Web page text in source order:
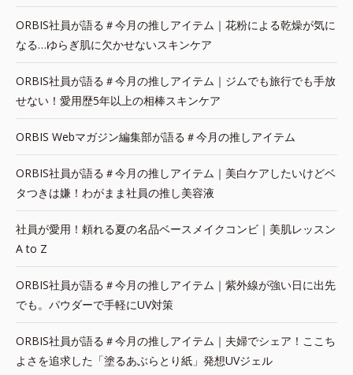
ORBIS社員が語る＃今月の推しアイテム｜花粉による乾燥が気に
なる…ゆらぎ肌に欠かせないスキンケア
ORBIS社員が語る＃今月の推しアイテム｜ジムでも旅行でも手放
せない！愛用歴5年以上の相棒スキンケア
ORBIS Webマガジン編集部が語る＃今月の推しアイテム
ORBIS社員が語る＃今月の推しアイテム｜美白ケアしたいけどベ
タつきは嫌！わがまま社員の推し美容液
社員が愛用！頼れる夏の名品ベースメイクコンビ｜美肌レッスン
A to Z
ORBIS社員が語る＃今月の推しアイテム｜紫外線が強い日に出先
でも。パウダーで手軽にUV対策
ORBIS社員が語る＃今月の推しアイテム｜夫婦でシェア！ここち
よさを追求した「塗るあぶらとり紙」発想UVジェル